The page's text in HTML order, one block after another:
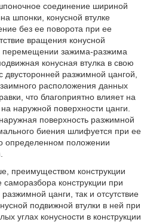
соединение шириной
шпонки, конусной втулке
без ее поворота при ее
вращения конусной
перемещении зажима-разжима
конусная втулка в свою
разжимной цангой,
расположения данных
что благоприятно влияет на
наружной поверхности цанги.
поверхность разжимной
биения шлифуется при ее
определенном положении
преимуществом конструкции
конструкции при
цанги, так и отсутствие
подвижной втулки в ней при
углах конусности в конструкции